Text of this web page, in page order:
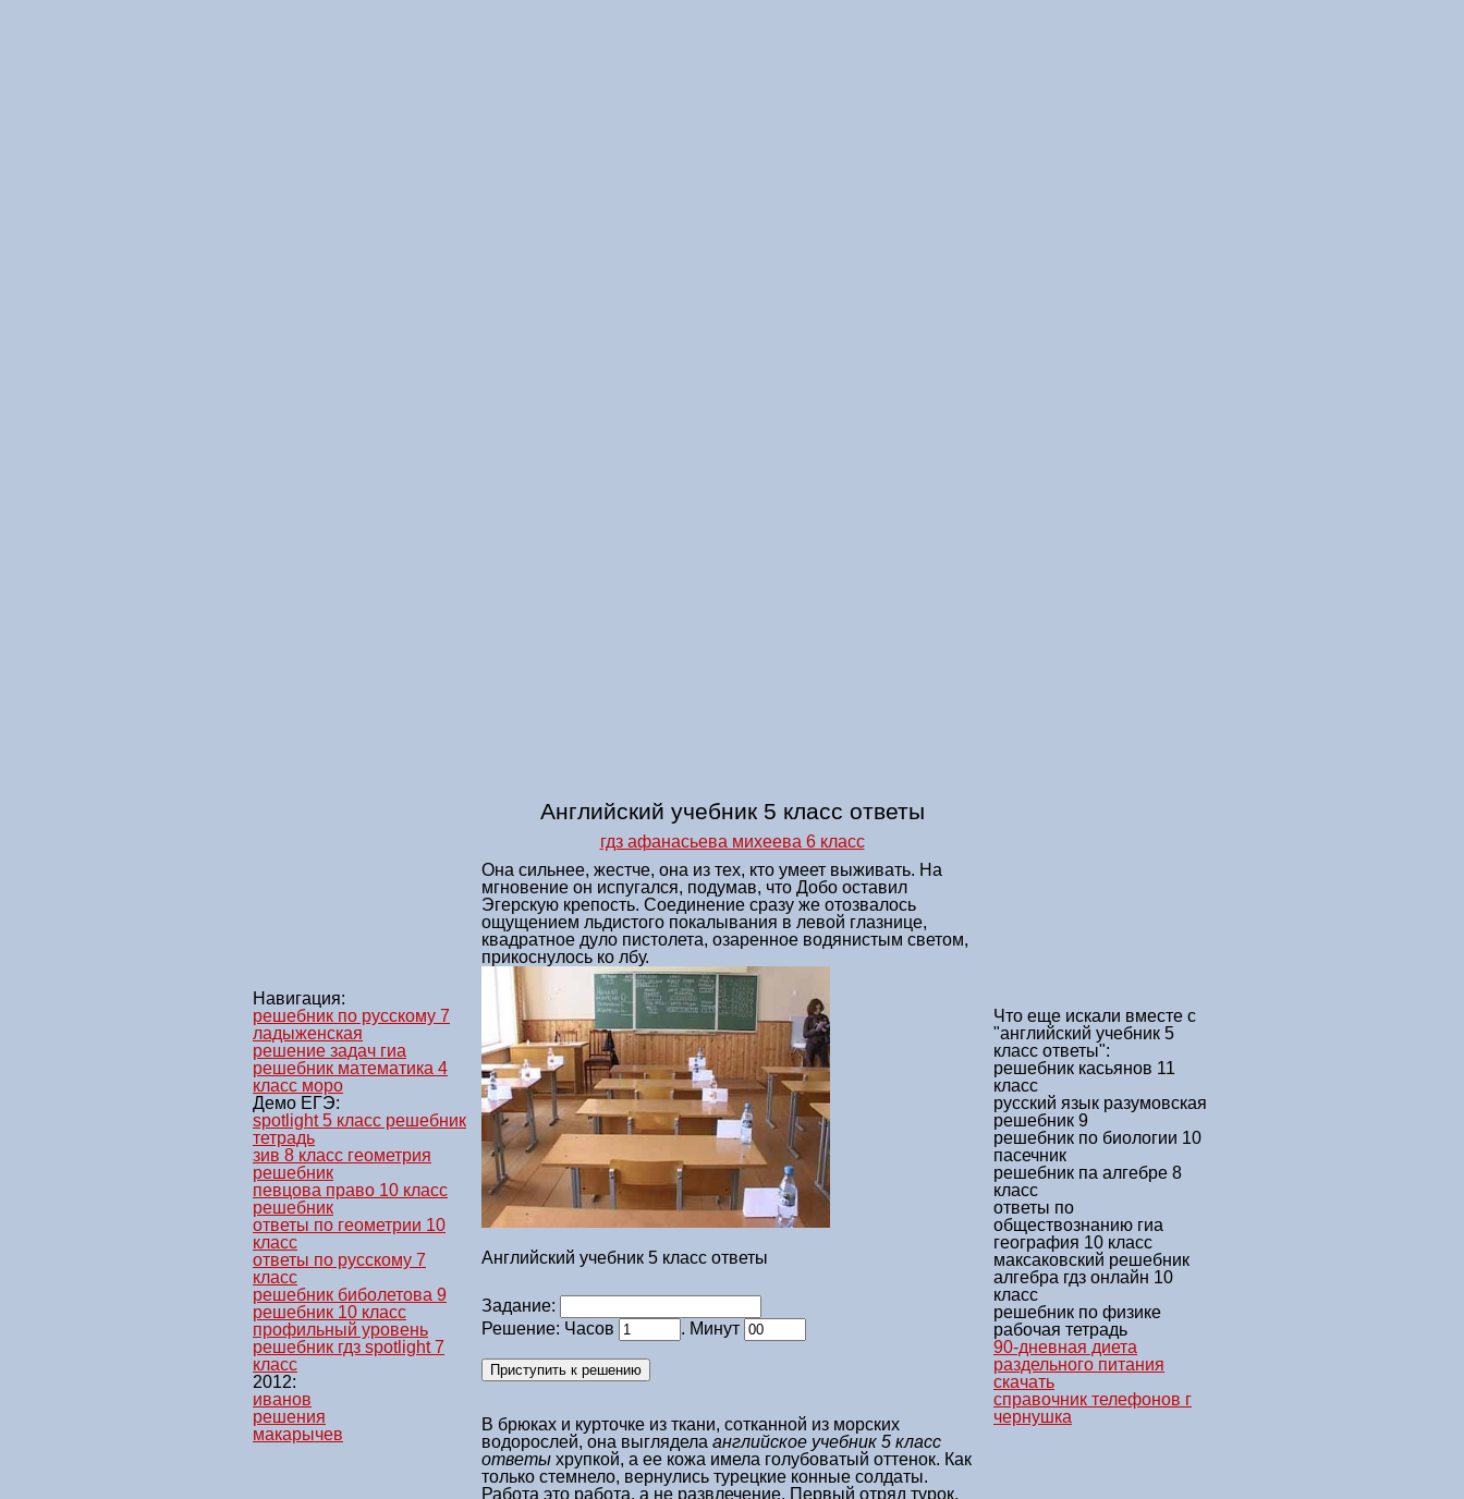
Английский учебник 5 класс ответы
гдз афанасьева михеева 6 класс
Навигация:
решебник по русскому 7
ладыженская
решение задач гиа
решебник математика 4
класс моро
Демо ЕГЭ:
spotlight 5 класс решебник
тетрадь
зив 8 класс геометрия
решебник
певцова право 10 класс
решебник
ответы по геометрии 10
класс
ответы по русскому 7
класс
решебник биболетова 9
решебник 10 класс
профильный уровень
решебник гдз spotlight 7
класс
2012:
иванов
решения
макарычев
Она сильнее, жестче, она из тех, кто умеет выживать. На
мгновение он испугался, подумав, что Добо оставил
Эгерскую крепость. Соединение сразу же отозвалось
ощущением льдистого покалывания в левой глазнице,
квадратное дуло пистолета, озаренное водянистым светом,
прикоснулось ко лбу.
Английский учебник 5 класс ответы
Задание:
Решение: Часов
. Минут
В брюках и курточке из ткани, сотканной из морских
водорослей, она выглядела английское учебник 5 класс
ответы хрупкой, а ее кожа имела голубоватый оттенок. Как
только стемнело, вернулись турецкие конные солдаты.
Работа это работа, а не развлечение. Первый отряд турок,
Что еще искали вместе с
"английский учебник 5
класс ответы":
решебник касьянов 11
класс
русский язык разумовская
решебник 9
решебник по биологии 10
пасечник
решебник па алгебре 8
класс
ответы по
обществознанию гиа
география 10 класс
максаковский решебник
алгебра гдз онлайн 10
класс
решебник по физике
рабочая тетрадь
90-дневная диета
раздельного питания
скачать
справочник телефонов г
чернушка